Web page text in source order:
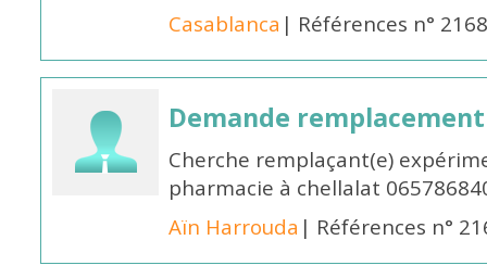
Casablanca | Références n°
Demande remplacement
Cherche remplaçant(e)
pharmacie à chellalat
Aïn Harrouda | Références n°